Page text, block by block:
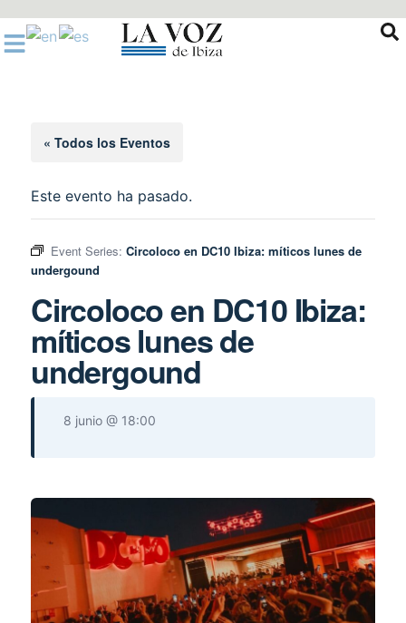
al
contenido
« Todos los Eventos
Este evento ha pasado.
Event Series: Circoloco en DC10 Ibiza: míticos lunes de
undergound
Circoloco en DC10 Ibiza:
míticos lunes de
undergound
8 junio @ 18:00